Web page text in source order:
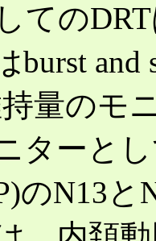
ての
burst
持量のモ
ターと
のN13